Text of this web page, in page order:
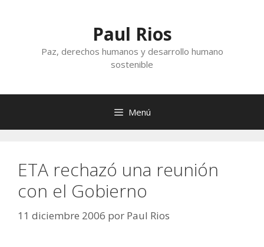
Paul Rios
Paz, derechos humanos y desarrollo humano
sostenible
Menú
ETA rechazó una reunión
con el Gobierno
11 diciembre 2006 por Paul Rios